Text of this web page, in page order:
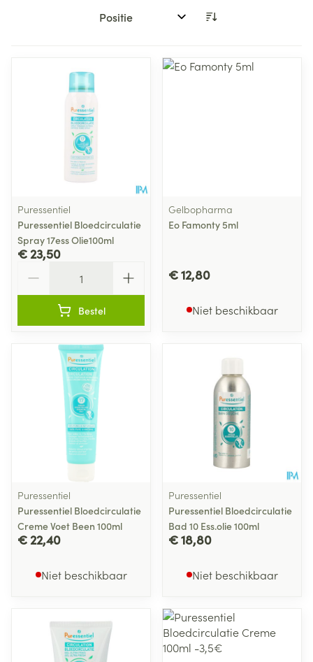
Sorteer op:
Puressentiel
Puressentiel Bloedcirculatie
Spray 17ess Olie100ml
€ 23,50
Bestel
Gelbopharma
Eo Famonty 5ml
€ 12,80
Niet beschikbaar
Puressentiel
Puressentiel Bloedcirculatie
Creme Voet Been 100ml
€ 22,40
Niet beschikbaar
Puressentiel
Puressentiel Bloedcirculatie
Bad 10 Ess.olie 100ml
€ 18,80
Niet beschikbaar